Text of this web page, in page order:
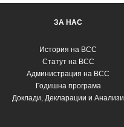
ЗА НАС
История на ВСС
Статут на ВСС
Администрация на ВСС
Годишна програма
Доклади, Декларации и Анализи